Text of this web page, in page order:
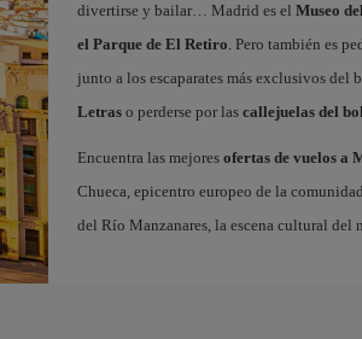
divertirse y bailar… Madrid es el Museo
el Parque de El Retiro. Pero también es
junto a los escaparates más exclusivos del
Letraso perderse por las callejuelas del
Encuentra las mejores ofertas de vuelos a
Chueca, epicentro europeo de la
del Río Manzanares, la escena cultural del